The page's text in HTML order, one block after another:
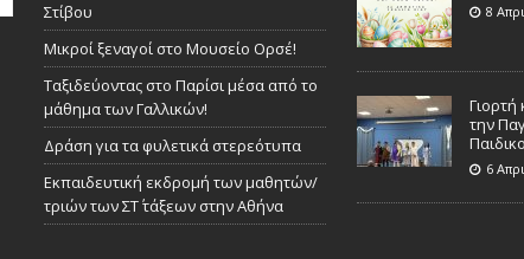
Στίβου
Μικροί ξεναγοί στο Μουσείο Ορσέ!
Ταξιδεύοντας στο Παρίσι μέσα από το
μάθημα των Γαλλικών!
Δράση για τα φυλετικά στερεότυπα
Εκπαιδευτική εκδρομή των μαθητών/
τριών των ΣΤ΄ τάξεων στην Αθήνα
8
Γιορτή
την
6